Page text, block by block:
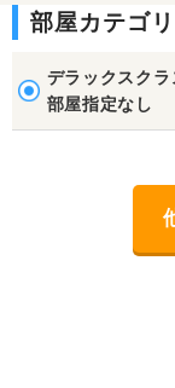
部屋カテゴリ
デラックスクラ
部屋指定なし